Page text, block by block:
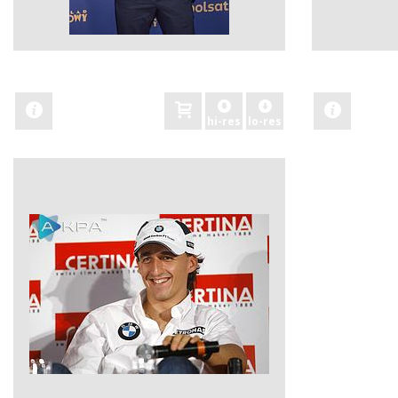
hi-res lo-res